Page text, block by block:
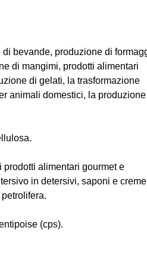
bevande, produzione di
di mangimi, prodotti alimentari
di gelati, la trasformazione
animali domestici, la produzione
alimentari gourmet e
in detersivi, saponi e
(cps).